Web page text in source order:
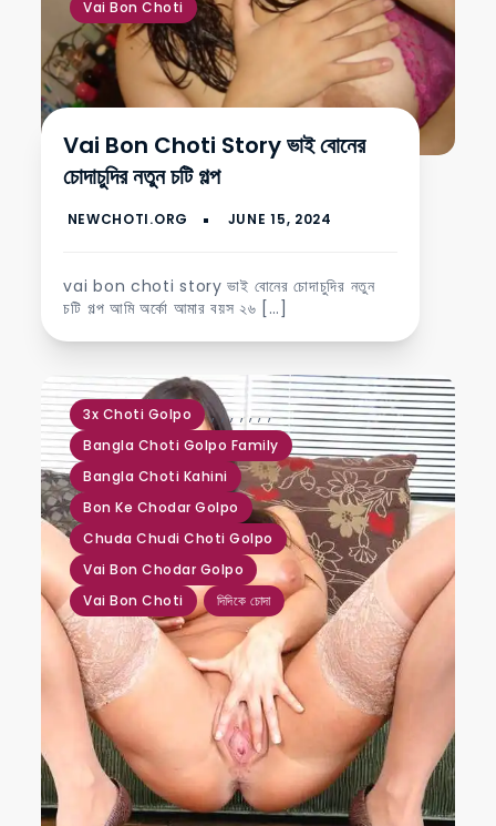
Vai Bon Choti
Vai Bon Choti Story ভাই বোনের
চোদাচুদির নতুন চটি গল্প
vai bon choti story ভাই বোনের চোদাচুদির নতুন
চটি গল্প আমি অর্কো আমার বয়স ২৬ […]
3x Choti Golpo ,
Bangla Choti Golpo Family
,
Bangla Choti Kahini
,
Bon Ke Chodar Golpo
,
Chuda Chudi Choti Golpo
,
Vai Bon Chodar Golpo
,
Vai Bon Choti
,
দিদিকে চোদা